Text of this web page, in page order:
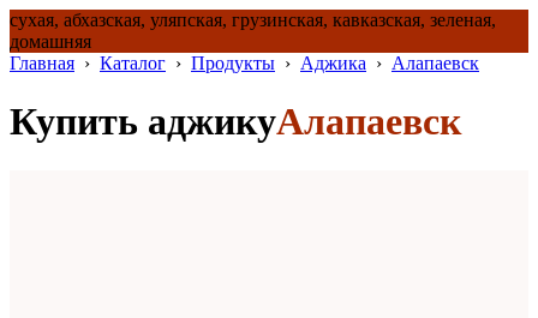
сухая, абхазская, уляпская, грузинская, кавказская, зеленая,
домашняя
Главная › Каталог › Продукты › Аджика › Алапаевск
Купить аджикуАлапаевск